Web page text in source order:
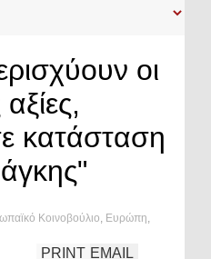
οι
κατάσταση
Κοινοβούλιο, Ευρώπη,
EMAIL
PRINT